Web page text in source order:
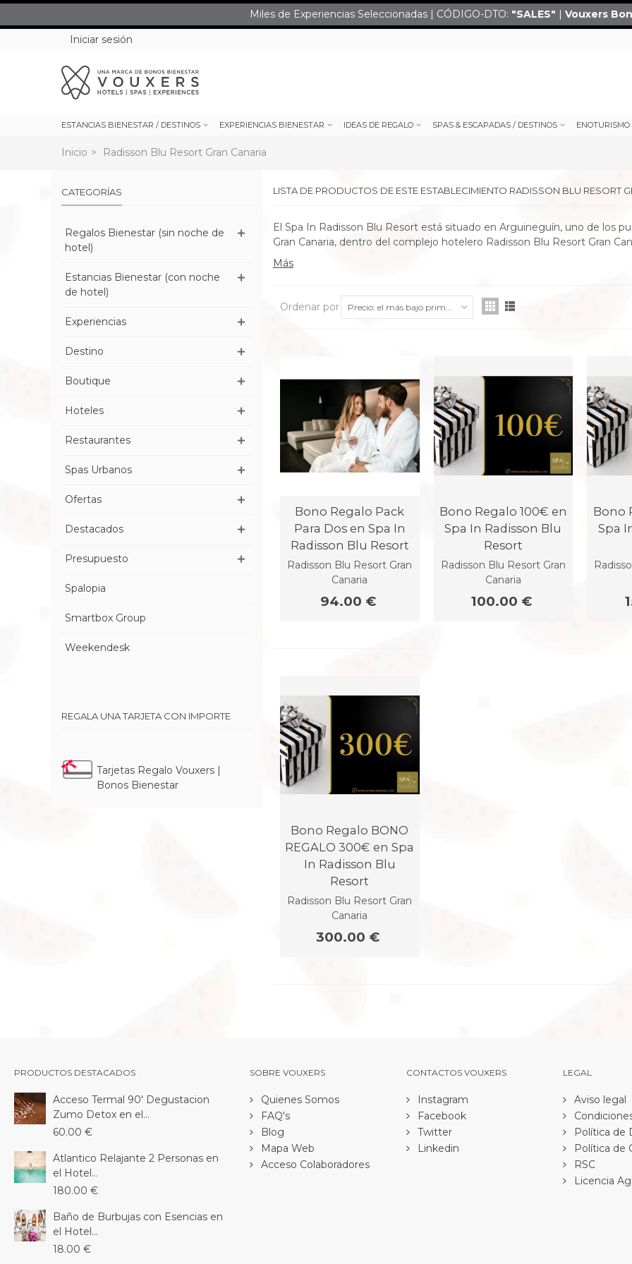
Miles de Experiencias Seleccionadas | CÓDIGO-DTO: "SALES" | Vouxers
Iniciar sesión
ESTANCIAS BIENESTAR / DESTINOS EXPERIENCIAS BIENESTAR IDEAS DE REGALO SPAS & ESCAPADAS / DESTINOS ENOTURISMO
Inicio > Radisson Blu Resort Gran Canaria
CATEGORÍAS
Regalos Bienestar (sin noche de
hotel)
Estancias Bienestar (con noche
de hotel)
Experiencias
Destino
Boutique
Hoteles
Restaurantes
Spas Urbanos
Ofertas
Destacados
Presupuesto
Spalopia
Smartbox Group
Weekendesk
REGALA UNA TARJETA CON IMPORTE
Tarjetas Regalo Vouxers |
Bonos Bienestar
LISTA DE PRODUCTOS DE ESTE ESTABLECIMIENTO RADISSON BLU RESORT
El Spa In Radisson Blu Resort está situado en Arguineguín, uno de los
Gran Canaria, dentro del complejo hotelero Radisson Blu Resort Gran
Más
Ordenar por Precio: el más bajo primero
Bono Regalo Pack
Para Dos en Spa In
Radisson Blu Resort
Radisson Blu Resort Gran
Canaria
94.00 €
Bono Regalo 100€ en
Spa In Radisson Blu
Resort
Radisson Blu Resort Gran
Canaria
100.00 €
Bono
Spa
Bono Regalo BONO
REGALO 300€ en Spa
In Radisson Blu
Resort
Radisson Blu Resort Gran
Canaria
300.00 €
PRODUCTOS DESTACADOS
Acceso Termal 90' Degustacion
Zumo Detox en el...
60.00 €
Atlantico Relajante 2 Personas en
el Hotel...
180.00 €
Baño de Burbujas con Esencias en
el Hotel...
18.00 €
SOBRE VOUXERS
Quienes Somos
FAQ's
Blog
Mapa Web
Acceso Colaboradores
CONTACTOS VOUXERS
Instagram
Facebook
Twitter
Linkedin
LEGAL
Aviso legal
Política de
Política de
RSC
Licencia